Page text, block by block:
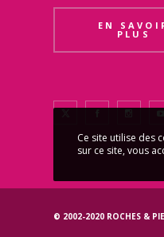
EN
PLUS
© 2002-2020 ROCHES &
Ce site utilise des
sur ce site, vous